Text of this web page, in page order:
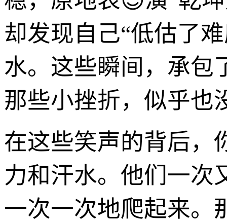
却发现自己“低估了
水。这些瞬间，承包
那些小挫折，似乎也
在这些笑声的背后，
力和汗水。他们一次
一次一次地爬起来。